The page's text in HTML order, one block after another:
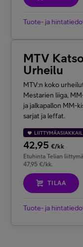
Tuote- ja
MTV
Urheilu
MTV:n koko
Mestarien liiga,
ja jalkapallon MM-
sarjat ja leffat.
42,95 €/kk
Etuhinta Telian
47,95 €/kk.
TILAA
Tuote- ja